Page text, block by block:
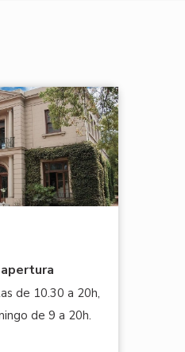
de 10.30 a 20h,
de 9 a 20h.